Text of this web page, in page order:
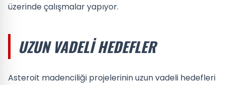
üzerinde çalışmalar yapıyor.
UZUN VADELI HEDEFLER
Asteroit madenciliği projelerinin uzun vadeli hedefleri